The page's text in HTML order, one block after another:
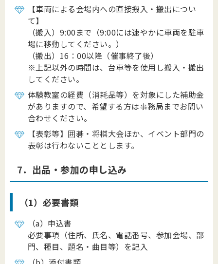
【車両による会場内への直接搬入・搬出につい
て】
（搬入）9:00まで（9:00には速やかに車両を駐車
場に移動してください。）
（搬出）16：00以降（催事終了後）
※上記以外の時間は、台車等を使用し搬入・搬出
してください。
体験教室の経費（消耗品等）を対象にした補助金
がありますので、希望する方は事務局までお問い
合わせください。
【表彰等】囲碁・将棋大会ほか、イベント部門の
表彰は行わないこととします。
7．出品・参加の申し込み
（1）必要書類
（a）申込書
必要事項（住所、氏名、電話番号、参加会場、部
門、種目、題名・曲目等）を記入